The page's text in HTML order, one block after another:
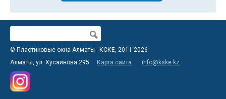
Форма поиска
© Пластиковые окна Алматы - КСКЕ, 2011-2026
Алматы, ул. Хусаинова 295
Карта сайта info@kske.kz